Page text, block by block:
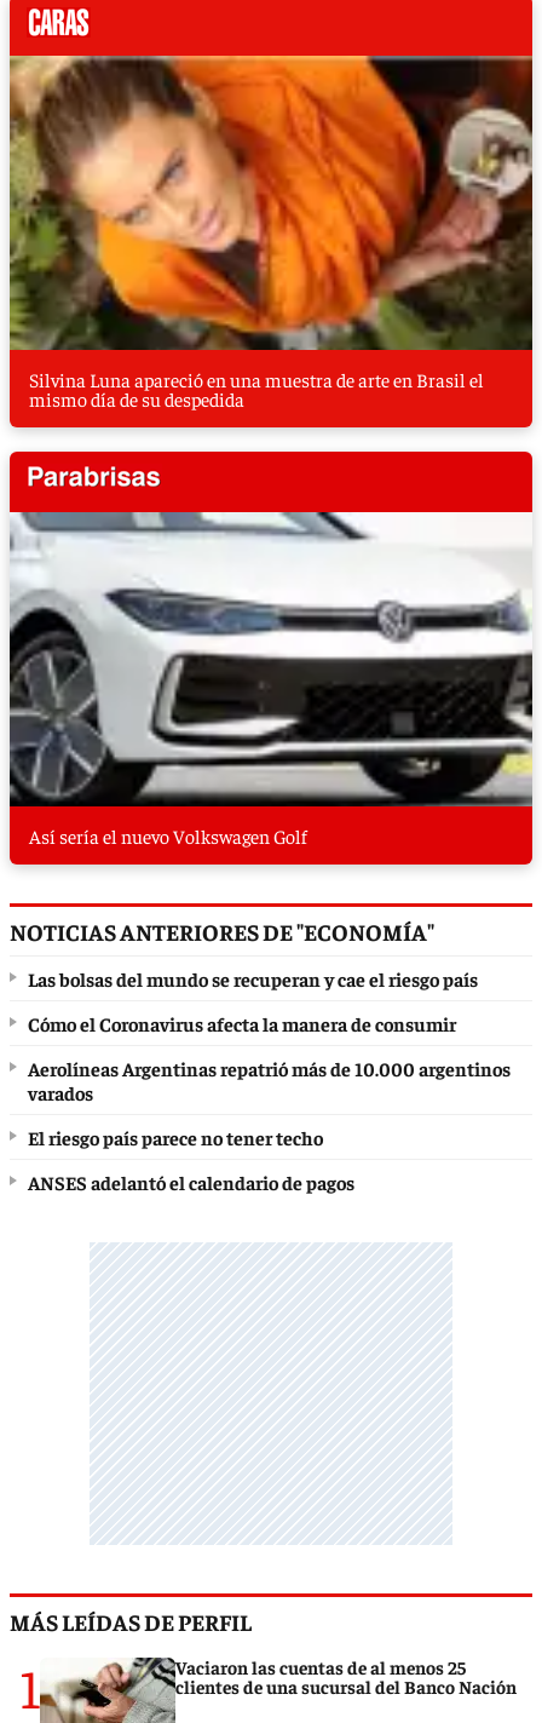
Silvina Luna apareció en una muestra de arte en Brasil el
mismo día de su despedida
Así sería el nuevo Volkswagen Golf
NOTICIAS ANTERIORES DE "ECONOMÍA"
Las bolsas del mundo se recuperan y cae el riesgo país
Cómo el Coronavirus afecta la manera de consumir
Aerolíneas Argentinas repatrió más de 10.000 argentinos
varados
El riesgo país parece no tener techo
ANSES adelantó el calendario de pagos
MÁS LEÍDAS DE PERFIL
1
Vaciaron las cuentas de al menos 25
clientes de una sucursal del Banco Nación